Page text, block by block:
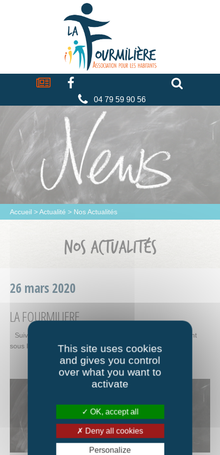
La
fourmilière
Actualités Facebook
04 79 59 90 56
Accueil >Actualité > Nos Actualités
NOS ACTUALITÉS
26 mars 2020
LA FOURMILIERE
Suivez toutes nos infos pendant la période de confinement
sous la rubriqueNos Actualités.
Cookies management panel
This site uses cookies
and gives you control
over what you want to
activate
OK, accept all
Deny all cookies
Personalize